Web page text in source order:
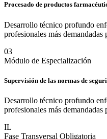
Procesado de productos
Desarrollo técnico profundo
profesionales más demandadas
03
Módulo de Especialización
Supervisión de las normas de
Desarrollo técnico profundo
profesionales más demandadas
IL
Fase Transversal Obligatoria